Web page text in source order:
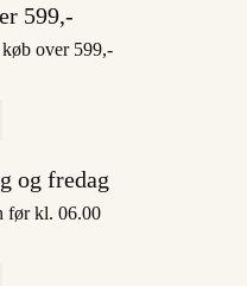
599,-
over 599,-
og fredag
før kl. 06.00